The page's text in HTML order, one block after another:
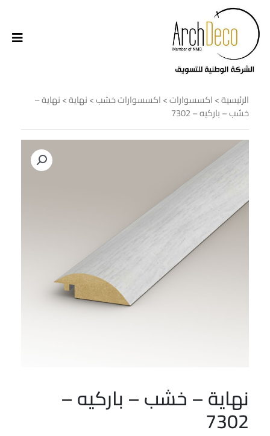
الرئيسية>اكسسوارات>اكسسوارات خشب>نهاية> نهاية –
خشب – باركيه – 7302
نهاية – خشب – باركيه –
7302